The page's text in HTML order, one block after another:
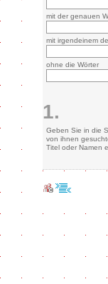
mit der genauen
mit irgendeinem
ohne die Wörter
1.
Geben Sie in die
von ihnen
Titel oder Namen